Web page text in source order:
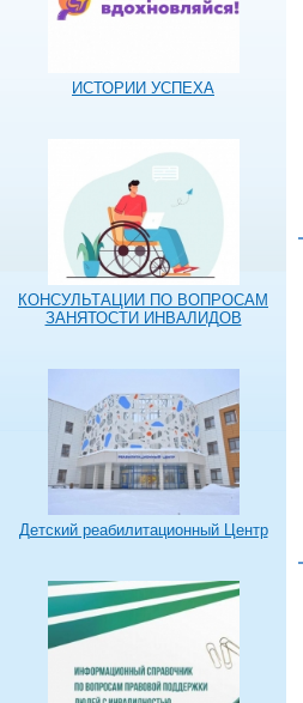
ИСТОРИИ УСПЕХА
КОНСУЛЬТАЦИИ ПО ВОПРОСАМ
ЗАНЯТОСТИ ИНВАЛИДОВ
Детский реабилитационный Центр